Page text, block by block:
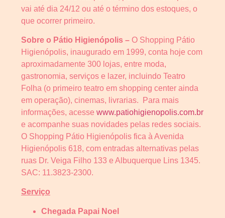
vai até dia 24/12 ou até o término dos estoques, o
que ocorrer primeiro.
Sobre o Pátio Higienópolis – O Shopping Pátio
Higienópolis, inaugurado em 1999, conta hoje com
aproximadamente 300 lojas, entre moda,
gastronomia, serviços e lazer, incluindo Teatro
Folha (o primeiro teatro em shopping center ainda
em operação), cinemas, livrarias. Para mais
informações, acesse www.patiohigienopolis.com.br
e acompanhe suas novidades pelas redes sociais.
O Shopping Pátio Higienópolis fica à Avenida
Higienópolis 618, com entradas alternativas pelas
ruas Dr. Veiga Filho 133 e Albuquerque Lins 1345.
SAC: 11.3823-2300.
Serviço
Chegada Papai Noel